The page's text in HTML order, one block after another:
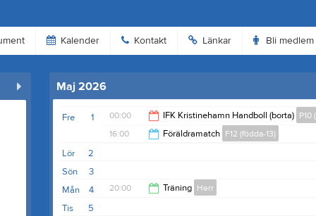
Kalender Kontakt Länkar Bli medlem
Maj 2026
1
Fre 00:00 IFK Kristinehamn Handboll (borta) P10
16:00 Föräldramatch F12 (födda-13)
2
Lör
3
Sön
4
Mån 20:00 Träning Herr
5
Tis